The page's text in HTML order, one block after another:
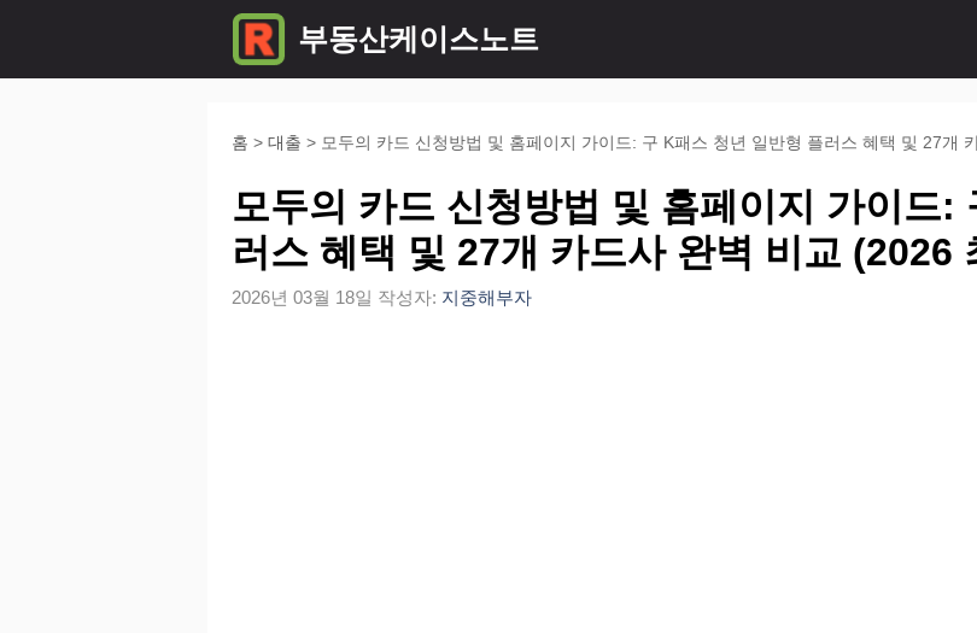
부동산케이스노트
홈 > 대출 > 모두의 카드 신청방법 및 홈페이지 가이드: 구 K패스 청년 일반형 플러스 혜택 및 27개
모두의 카드 신청방법 및 홈페이지 가이드:
러스 혜택 및 27개 카드사 완벽 비교 (2026
2026년 03월 18일 작성자: 지중해부자